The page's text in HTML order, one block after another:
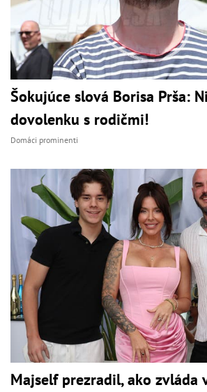
Šokujúce slová Borisa Prša:
dovolenku s rodičmi!
Domáci prominenti
Majself prezradil, ako zvláda